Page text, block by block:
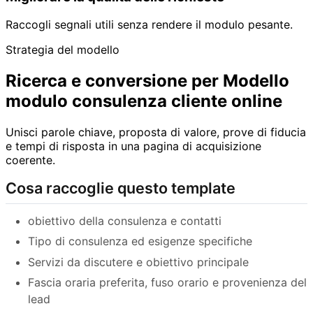
Raccogli segnali utili senza rendere il modulo pesante.
Strategia del modello
Ricerca e conversione per Modello
modulo consulenza cliente online
Unisci parole chiave, proposta di valore, prove di fiducia
e tempi di risposta in una pagina di acquisizione
coerente.
Cosa raccoglie questo template
obiettivo della consulenza e contatti
Tipo di consulenza ed esigenze specifiche
Servizi da discutere e obiettivo principale
Fascia oraria preferita, fuso orario e provenienza del
lead